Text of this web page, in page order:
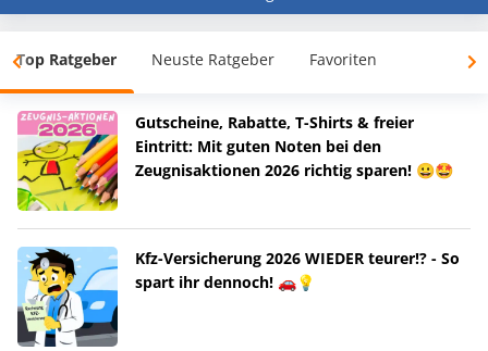
Top Ratgeber Neuste Ratgeber Favoriten
Gutscheine, Rabatte, T-Shirts & freier
Eintritt: Mit guten Noten bei den
Zeugnisaktionen 2026 richtig sparen! 😀🤩
Kfz-Versicherung 2026 WIEDER teurer!? - So
spart ihr dennoch! 🚗💡